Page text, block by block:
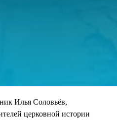
Илья Соловьёв,
церковной истории